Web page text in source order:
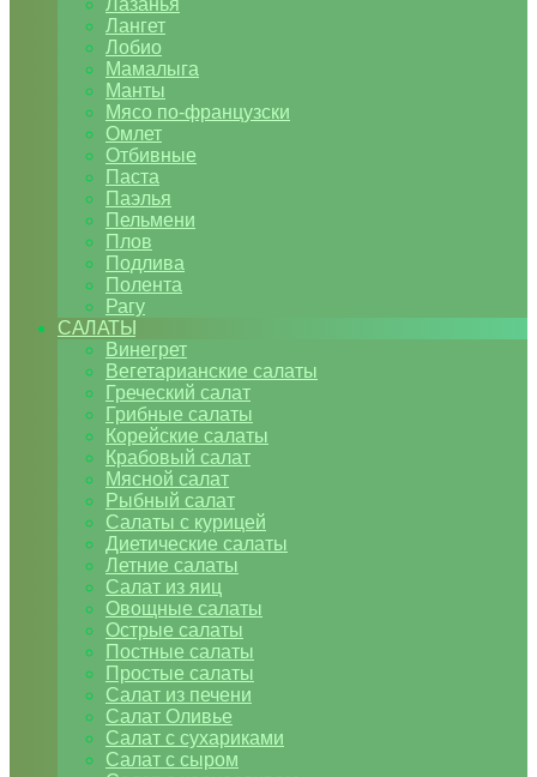
Лазанья
Лангет
Лобио
Мамалыга
Манты
Мясо по-французски
Омлет
Отбивные
Паста
Паэлья
Пельмени
Плов
Подлива
Полента
Рагу
САЛАТЫ
Винегрет
Вегетарианские салаты
Греческий салат
Грибные салаты
Корейские салаты
Крабовый салат
Мясной салат
Рыбный салат
Салаты с курицей
Диетические салаты
Летние салаты
Салат из яиц
Овощные салаты
Острые салаты
Постные салаты
Простые салаты
Салат из печени
Салат Оливье
Салат с сухариками
Салат с сыром